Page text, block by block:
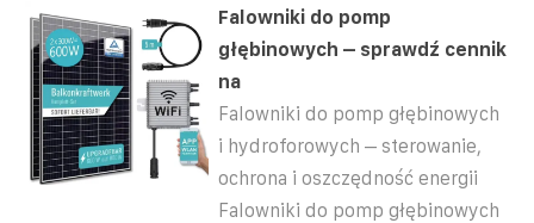
Falowniki do pomp
głębinowych – sprawdź cennik
na
Falowniki do pomp głębinowych
i hydroforowych – sterowanie,
ochrona i oszczędność energii
Falowniki do pomp głębinowych